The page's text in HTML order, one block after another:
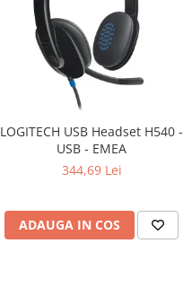
LOGITECH USB Headset H540 -
USB - EMEA
344,69 Lei
ADAUGA IN COS